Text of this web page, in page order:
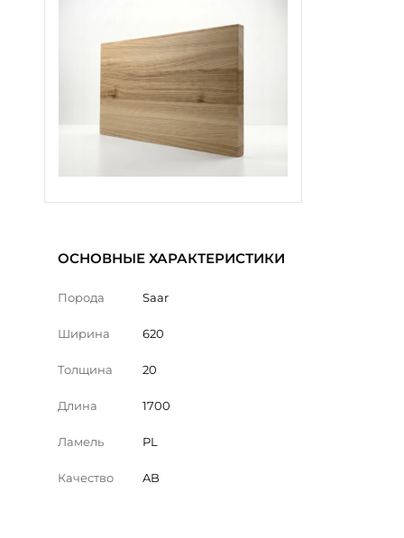
ОСНОВНЫЕ ХАРАКТЕРИСТИКИ
Порода Saar
Ширина 620
Толщина 20
Длина 1700
Ламель PL
Качество AB